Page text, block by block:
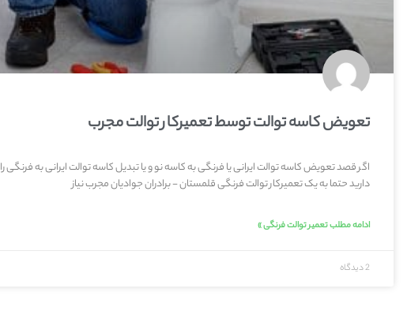
تعویض کاسه توالت توسط تعمیرکار توالت مجرب
اگر قصد تعویض کاسه توالت ایرانی یا فرنگی به کاسه نو و یا تبدیل کاسه توالت ایرانی به فرنگی را
دارید حتما به یک تعمیرکار توالت فرنگی قلمستان - برادران جوادیان مجرب نیاز
ادامه مطلب تعمیر توالت فرنگی »
2 دیدگاه